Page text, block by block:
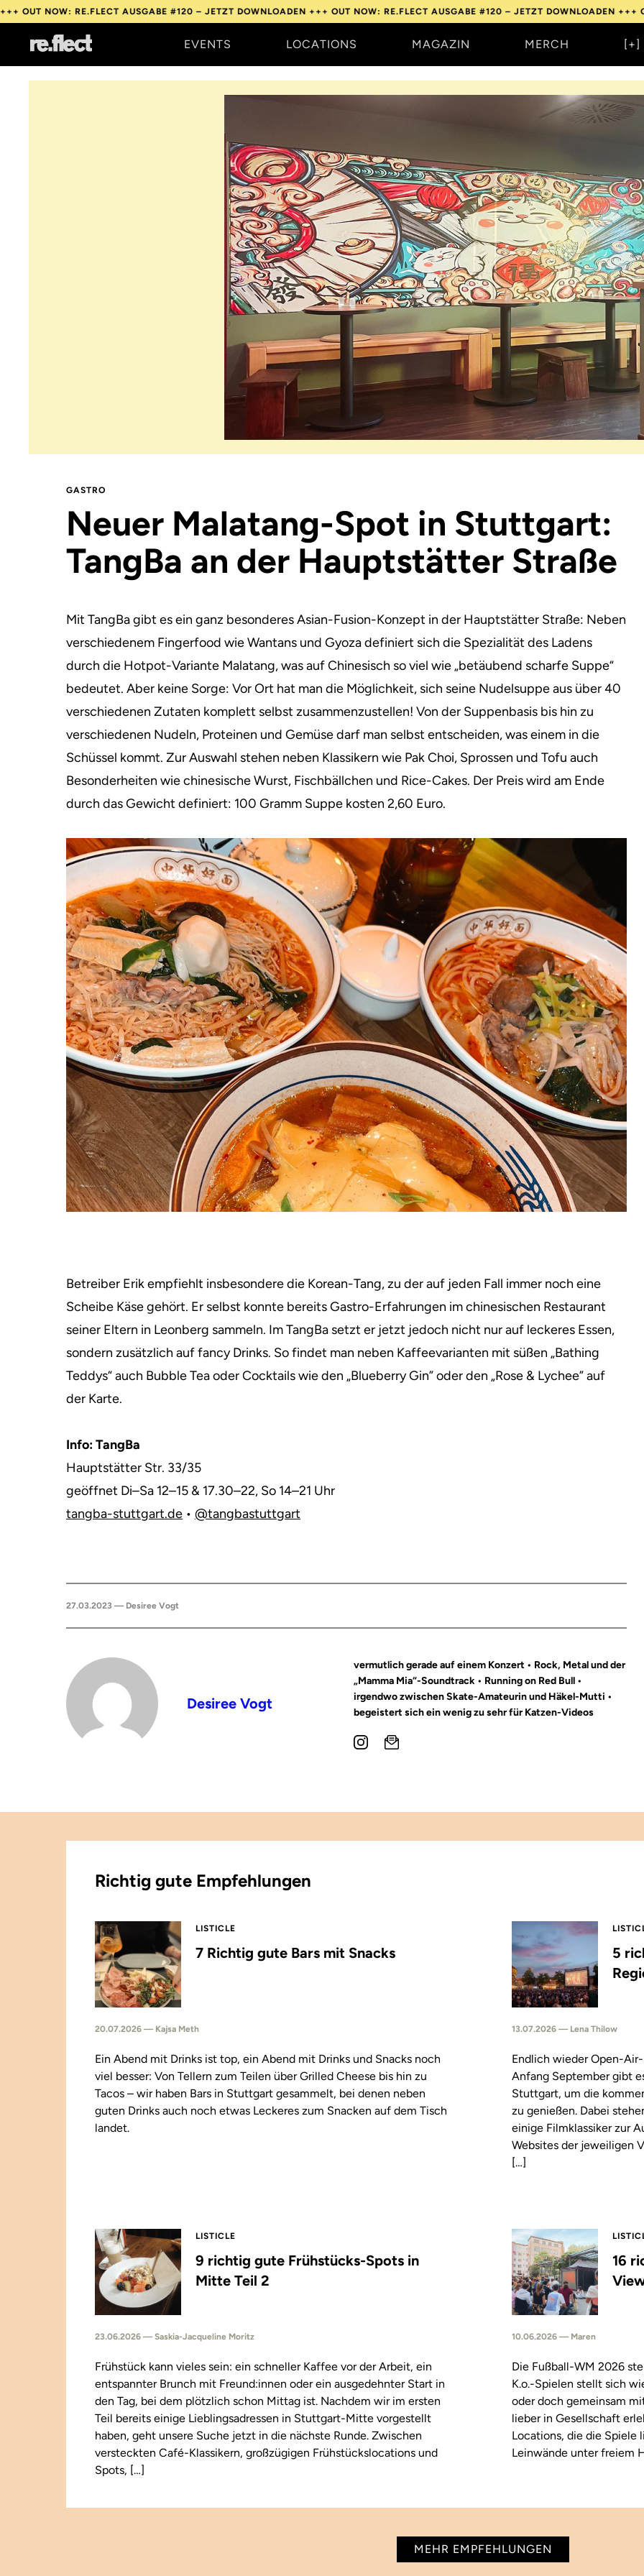
RE.FLECT AUSGABE #120 – JETZT DOWNLOADEN +++OUT NOW: RE.FLECT AUSGABE #120 – JETZT DOWNLOADEN +++OUT NOW:
EVENTS LOCATIONS MAGAZIN MERCH [+]
GASTRO
Neuer Malatang-Spot in Stuttgart:
TangBa an der Hauptstätter Straße
Mit TangBa gibt es ein ganz besonderes Asian-Fusion-Konzept in der Hauptstätter Straße: Neben
verschiedenem Fingerfood wie Wantans und Gyoza definiert sich die Spezialität des Ladens
durch die Hotpot-Variante Malatang, was auf Chinesisch so viel wie „betäubend scharfe Suppe“
bedeutet. Aber keine Sorge: Vor Ort hat man die Möglichkeit, sich seine Nudelsuppe aus über 40
verschiedenen Zutaten komplett selbst zusammenzustellen! Von der Suppenbasis bis hin zu
verschiedenen Nudeln, Proteinen und Gemüse darf man selbst entscheiden, was einem in die
Schüssel kommt. Zur Auswahl stehen neben Klassikern wie Pak Choi, Sprossen und Tofu auch
Besonderheiten wie chinesische Wurst, Fischbällchen und Rice-Cakes. Der Preis wird am Ende
durch das Gewicht definiert: 100 Gramm Suppe kosten 2,60 Euro.
Betreiber Erik empfiehlt insbesondere die Korean-Tang, zu der auf jeden Fall immer noch eine
Scheibe Käse gehört. Er selbst konnte bereits Gastro-Erfahrungen im chinesischen Restaurant
seiner Eltern in Leonberg sammeln. Im TangBa setzt er jetzt jedoch nicht nur auf leckeres Essen,
sondern zusätzlich auf fancy Drinks. So findet man neben Kaffeevarianten mit süßen „Bathing
Teddys“ auch Bubble Tea oder Cocktails wie den „Blueberry Gin” oder den „Rose & Lychee” auf
der Karte.
Info: TangBa
Hauptstätter Str. 33/35
geöffnet Di–Sa 12–15 & 17.30–22, So 14–21 Uhr
tangba-stuttgart.de • @tangbastuttgart
27.03.2023 — Desiree Vogt
Desiree Vogt
vermutlich gerade auf einem Konzert • Rock, Metal und der
„Mamma Mia“-Soundtrack • Running on Red Bull •
irgendwo zwischen Skate-Amateurin und Häkel-Mutti •
begeistert sich ein wenig zu sehr für Katzen-Videos
Richtig gute Empfehlungen
LISTICLE
7 Richtig gute Bars mit Snacks
20.07.2026 — Kajsa Meth
Ein Abend mit Drinks ist top, ein Abend mit Drinks und Snacks noch
viel besser: Von Tellern zum Teilen über Grilled Cheese bis hin zu
Tacos – wir haben Bars in Stuttgart gesammelt, bei denen neben
guten Drinks auch noch etwas Leckeres zum Snacken auf dem Tisch
landet.
5
13.07.2026 — Lena Thilow
Endlich wieder Open-
Anfang September gibt
Stuttgart, um die
zu genießen. Dabei
einige Filmklassiker zur
Websites der jeweiligen
[…]
LISTICLE
9 richtig gute Frühstücks-Spots in
Mitte Teil 2
23.06.2026 — Saskia-Jacqueline Moritz
Frühstück kann vieles sein: ein schneller Kaffee vor der Arbeit, ein
entspannter Brunch mit Freund:innen oder ein ausgedehnter Start in
den Tag, bei dem plötzlich schon Mittag ist. Nachdem wir im ersten
Teil bereits einige Lieblingsadressen in Stuttgart-Mitte vorgestellt
haben, geht unsere Suche jetzt in die nächste Runde. Zwischen
versteckten Café-Klassikern, großzügigen Frühstückslocations und
Spots, […]
16
10.06.2026 — Maren
Die Fußball-WM 2026
K.o.-Spielen stellt sich
oder doch gemeinsam
lieber in Gesellschaft
Locations, die die Spiele
Leinwände unter freiem
MEHR EMPFEHLUNGEN